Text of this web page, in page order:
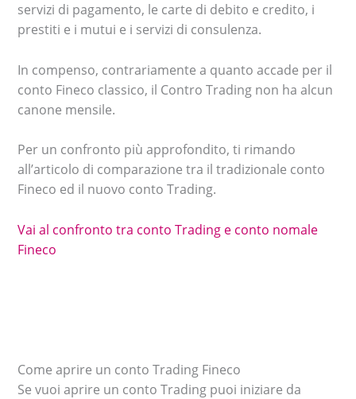
servizi di pagamento, le carte di debito e credito, i
prestiti e i mutui e i servizi di consulenza.
In compenso, contrariamente a quanto accade per il
conto Fineco classico, il Contro Trading non ha alcun
canone mensile.
Per un confronto più approfondito, ti rimando
all’articolo di comparazione tra il tradizionale conto
Fineco ed il nuovo conto Trading.
Vai al confronto tra conto Trading e conto nomale
Fineco
Come aprire un conto Trading Fineco
Se vuoi aprire un conto Trading puoi iniziare da